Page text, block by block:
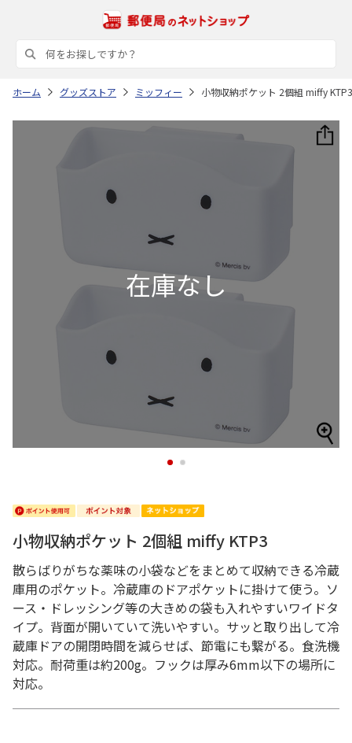
ホーム グッズストア ミッフィー 小物収納ポケット 2個組 miffy KTP3
1 2
小物収納ポケット 2個組 miffy KTP3
散らばりがちな薬味の小袋などをまとめて収納できる冷蔵
庫用のポケット。冷蔵庫のドアポケットに掛けて使う。ソ
ース・ドレッシング等の大きめの袋も入れやすいワイドタ
イプ。背面が開いていて洗いやすい。サッと取り出して冷
蔵庫ドアの開閉時間を減らせば、節電にも繋がる。食洗機
対応。耐荷重は約200g。フックは厚み6mm以下の場所に
対応。